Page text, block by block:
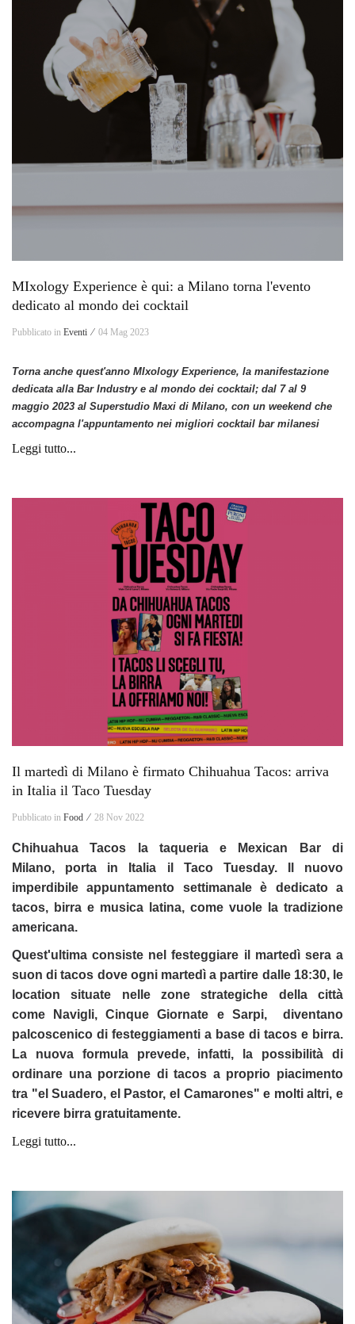
MIxology Experience è qui: a Milano torna l'evento
dedicato al mondo dei cocktail
Pubblicato in Eventi ⁄ 04 Mag 2023
Torna anche quest'anno MIxology Experience, la manifestazione
dedicata alla Bar Industry e al mondo dei cocktail; dal 7 al 9
maggio 2023 al Superstudio Maxi di Milano, con un weekend che
accompagna l'appuntamento nei migliori cocktail bar milanesi
Leggi tutto...
Il martedì di Milano è firmato Chihuahua Tacos: arriva
in Italia il Taco Tuesday
Pubblicato in Food ⁄ 28 Nov 2022
Chihuahua Tacos la taqueria e Mexican Bar di
Milano, porta in Italia il Taco Tuesday. Il nuovo
imperdibile appuntamento settimanale è dedicato a
tacos, birra e musica latina, come vuole la tradizione
americana.
Quest'ultima consiste nel festeggiare il martedì sera a
suon ditacos dove ogni martedì a partire dalle 18:30, le
location situate nelle zone strategiche della città
come Navigli, Cinque Giornate e Sarpi, diventano
palcoscenico di festeggiamenti a base di tacos e birra.
La nuova formula prevede, infatti, la possibilità di
ordinare una porzione di tacos a proprio piacimento
tra "el Suadero, el Pastor, el Camarones" e molti altri, e
ricevere birra gratuitamente.
Leggi tutto...